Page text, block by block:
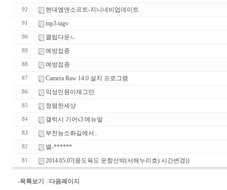
92 현대엠앤소프트-지니네비업데이트
91 mp3-tagv
90 클립다운ㄴ
89 예방접종
88 예방접종
87 Camera Raw 14.0 설치 프로그램
86 악성민원이제그만
85 청렴한세상
84 갤럭시 기어s3 메뉴얼
83 부천능소화길에서..
82 별-******
81 2014.05.07(풍도육도 운항선박(서해누리호) 시간변경))
-목록보기 -다음페이지